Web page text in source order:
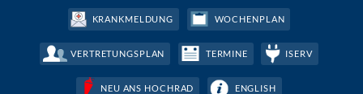
KRANKMELDUNG WOCHENPLAN
VERTRETUNGSPLAN TERMINE ISERV
NEU ANS HOCHRAD ENGLISH